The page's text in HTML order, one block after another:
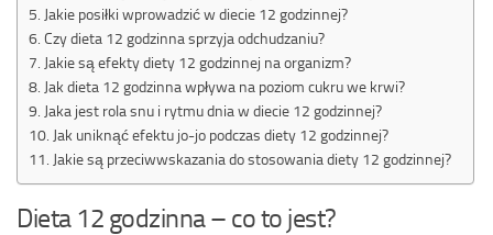
Jakie posiłki wprowadzić w diecie 12 godzinnej?
Czy dieta 12 godzinna sprzyja odchudzaniu?
Jakie są efekty diety 12 godzinnej na organizm?
Jak dieta 12 godzinna wpływa na poziom cukru we krwi?
Jaka jest rola snu i rytmu dnia w diecie 12 godzinnej?
Jak uniknąć efektu jo-jo podczas diety 12 godzinnej?
Jakie są przeciwwskazania do stosowania diety 12 godzinnej?
Dieta 12 godzinna – co to jest?